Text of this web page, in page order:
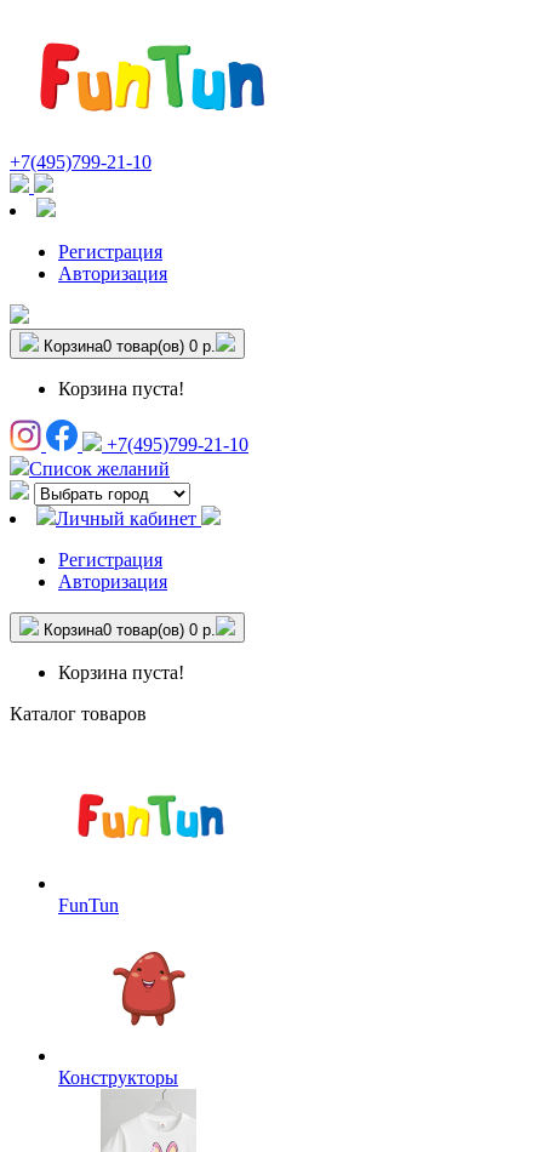
+7(495)799-21-10
Регистрация
Авторизация
Корзина0 товар(ов) 0 р.
Корзина пуста!
+7(495)799-21-10
Список желаний
Личный кабинет
Регистрация
Авторизация
Корзина0 товар(ов) 0 р.
Корзина пуста!
Каталог товаров
FunTun
Конструкторы